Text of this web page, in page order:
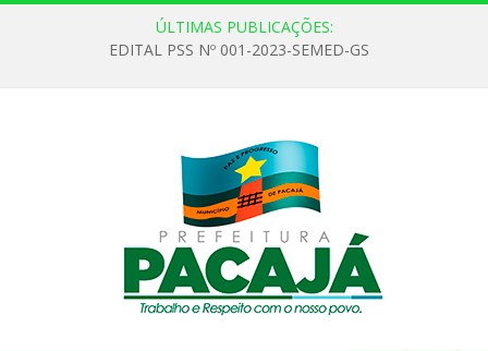
ÚLTIMAS PUBLICAÇÕES:
EDITAL PSS Nº 001-2023-SEMED-GS